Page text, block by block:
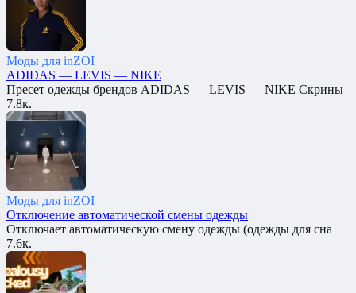
Моды для inZOI
ADIDAS — LEVIS — NIKE
Пресет одежды брендов ADIDAS — LEVIS — NIKE Скрины
7.8к.
Моды для inZOI
Отключение автоматической смены одежды
Отключает автоматическую смену одежды (одежды для сна
7.6к.